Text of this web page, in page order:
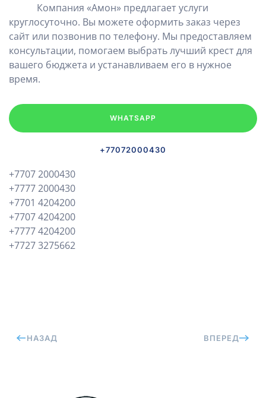
Компания «Амон» предлагает услуги
круглосуточно. Вы можете оформить заказ через
сайт или позвонив по телефону. Мы предоставляем
консультации, помогаем выбрать лучший крест для
вашего бюджета и устанавливаем его в нужное
время.
WHATSAPP
+77072000430
+7707 2000430
+7777 2000430
+7701 4204200
+7707 4204200
+7777 4204200
+7727 3275662
НАЗАД ВПЕРЕД